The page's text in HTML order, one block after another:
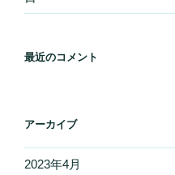
最近のコメント
アーカイブ
2023年4月